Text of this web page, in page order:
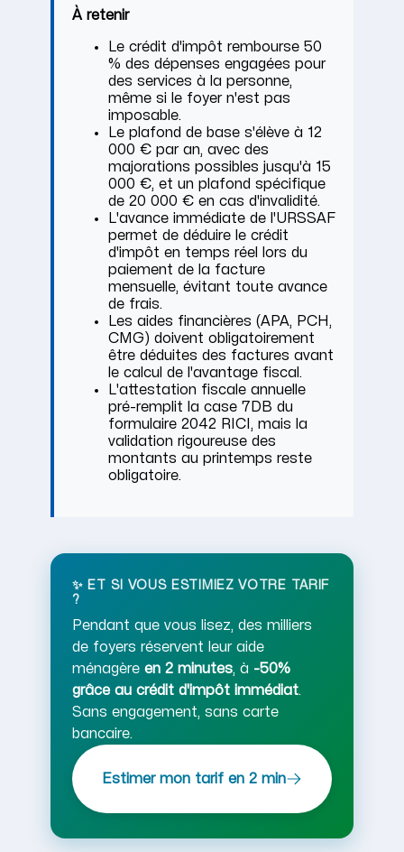
À retenir
Le crédit d'impôt rembourse 50
% des dépenses engagées pour
des services à la personne,
même si le foyer n'est pas
imposable.
Le plafond de base s'élève à 12
000 € par an, avec des
majorations possibles jusqu'à 15
000 €, et un plafond spécifique
de 20 000 € en cas d'invalidité.
L'avance immédiate de l'URSSAF
permet de déduire le crédit
d'impôt en temps réel lors du
paiement de la facture
mensuelle, évitant toute avance
de frais.
Les aides financières (APA, PCH,
CMG) doivent obligatoirement
être déduites des factures avant
le calcul de l'avantage fiscal.
L'attestation fiscale annuelle
pré-remplit la case 7DB du
formulaire 2042 RICI, mais la
validation rigoureuse des
montants au printemps reste
obligatoire.
✨ ET SI VOUS ESTIMIEZ VOTRE TARIF
?
Pendant que vous lisez, des milliers
de foyers réservent leur aide
ménagère en 2 minutes, à -50%
grâce au crédit d'impôt immédiat.
Sans engagement, sans carte
bancaire.
Estimer mon tarif en 2 min